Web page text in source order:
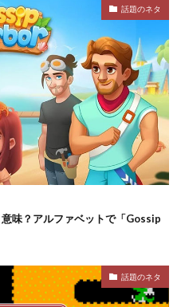
話題のネタ
味？アルファベットで「Gossip
話題のネタ